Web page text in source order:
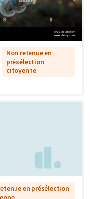
Non retenue en
présélection
citoyenne
en présélection